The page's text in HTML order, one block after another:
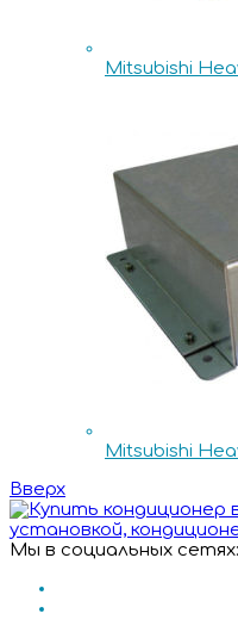
Mitsubishi
Mitsubishi
Вверх
Мы в социальных сетях: